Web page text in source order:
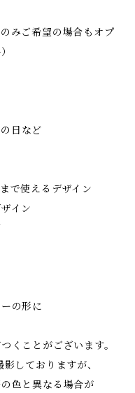
みご希望の場合もオプ
日など
で使えるデザイン
イン
の形に
ことがございます。
しておりますが、
色と異なる場合が